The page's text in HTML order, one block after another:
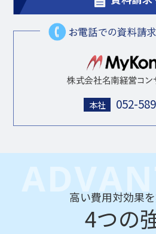
本社 052-
高い費用対効果
4つの